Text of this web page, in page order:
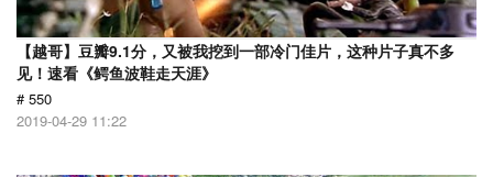
【越哥】豆瓣9.1分，又被我挖到一部冷门佳片，这种片子真不多
见！速看《鳄鱼波鞋走天涯》
# 550
2019-04-29 11:22